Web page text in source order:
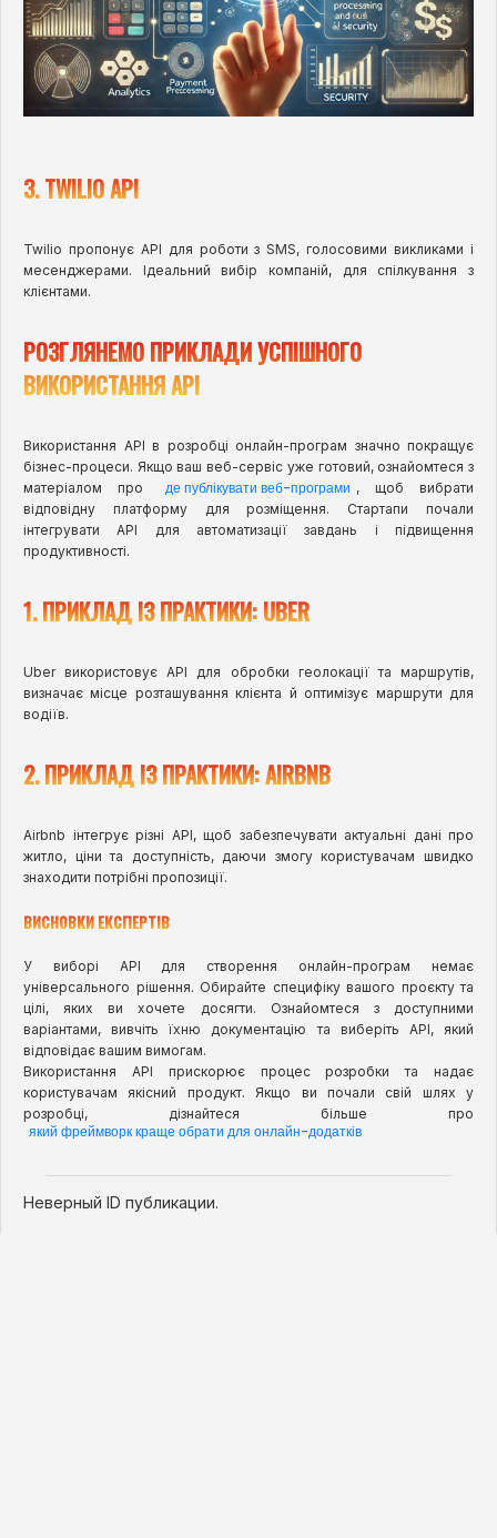
3. TWILIO API
Twilio пропонує API для роботи з SMS, голосовими викликами і
месенджерами. Ідеальний вибір компаній, для спілкування з
клієнтами.
РОЗГЛЯНЕМО ПРИКЛАДИ УСПІШНОГО
ВИКОРИСТАННЯ API
Використання API в розробці онлайн-програм значно покращує
бізнес-процеси. Якщо ваш веб-сервіс уже готовий, ознайомтеся з
матеріалом про
де публікувати веб-програми , щоб вибрати
відповідну платформу для розміщення. Стартапи почали
інтегрувати API для автоматизації завдань і підвищення
продуктивності.
1. ПРИКЛАД ІЗ ПРАКТИКИ: UBER
Uber використовує API для обробки геолокації та маршрутів,
визначає місце розташування клієнта й оптимізує маршрути для
водіїв.
2. ПРИКЛАД ІЗ ПРАКТИКИ: AIRBNB
Airbnb інтегрує різні API, щоб забезпечувати актуальні дані про
житло, ціни та доступність, даючи змогу користувачам швидко
знаходити потрібні пропозиції.
ВИСНОВКИ ЕКСПЕРТІВ
У виборі API для створення онлайн-програм немає
універсального рішення. Обирайте специфіку вашого проєкту та
цілі, яких ви хочете досягти. Ознайомтеся з доступними
варіантами, вивчіть їхню документацію та виберіть API, який
відповідає вашим вимогам.
Використання API прискорює процес розробки та надає
користувачам якісний продукт. Якщо ви почали свій шлях у
розробці, дізнайтеся більше про
який фреймворк краще обрати для онлайн-додатків
Неверный ID публикации.